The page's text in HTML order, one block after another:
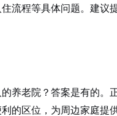
流程等具体问题。建议
养老院？答案是有的。
的区位，为周边家庭提